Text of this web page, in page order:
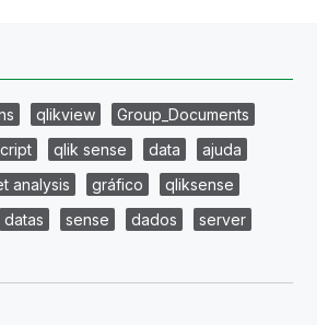
qlikview
Group_Documents
qlik sense data
ajuda
analysis gráfico
qliksense
datas sense dados
server